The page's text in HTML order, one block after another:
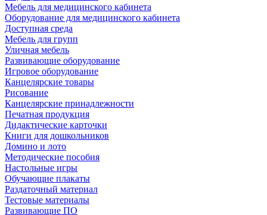
Мебель для медицинского кабинета
Оборудование для медицинского кабинета
Доступная среда
Мебель для групп
Уличная мебель
Развивающие оборудование
Игровое оборудование
Канцелярские товары
Рисование
Канцелярские принадлежности
Печатная продукция
Дидактические карточки
Книги для дошкольников
Домино и лото
Методические пособия
Настольные игры
Обучающие плакаты
Раздаточный материал
Тестовые материалы
Развивающие ПО